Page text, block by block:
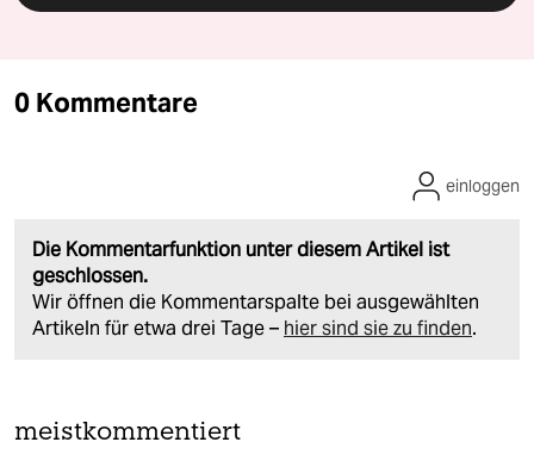
0 Kommentare
Die Kommentarfunktion unter diesem Artikel ist
geschlossen.
Wir öffnen die Kommentarspalte bei ausgewählten
Artikeln für etwa drei Tage – hier sind sie zu finden.
einloggen
meistkommentiert